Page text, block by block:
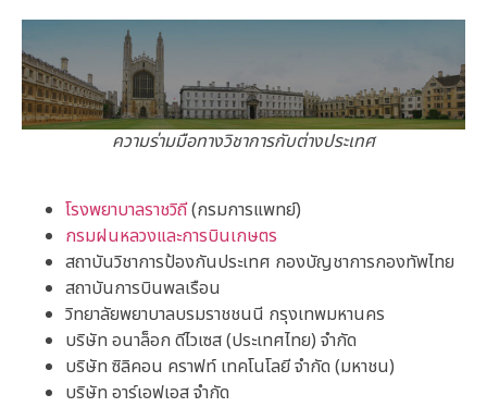
ความร่ามมือทางวิชาการกับต่างประเทศ
โรงพยาบาลราชวิถี(กรมการแพทย์)
กรมฝนหลวงและการบินเกษตร
สถาบันวิชาการป้องกันประเทศ กองบัญชาการกองทัพไทย
สถาบันการบินพลเรือน
วิทยาลัยพยาบาลบรมราชชนนี กรุงเทพมหานคร
บริษัท อนาล็อก ดีไวเซส (ประเทศไทย) จำกัด
บริษัท ซิลิคอน คราฟท์ เทคโนโลยี จำกัด (มหาชน)
บริษัท อาร์เอฟเอส จำกัด